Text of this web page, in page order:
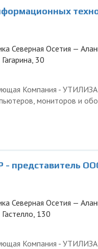
- представитель ООО Ведущая
Северная Осетия —
30
Компания -
мониторов и
ООО Ведущая
Северная Осетия —
130
Компания -